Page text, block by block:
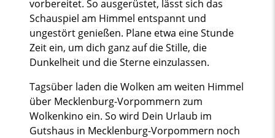
vorbereitet. So ausgerüstet, lässt sich das
Schauspiel am Himmel entspannt und
ungestört genießen. Plane etwa eine Stunde
Zeit ein, um dich ganz auf die Stille, die
Dunkelheit und die Sterne einzulassen.
Tagsüber laden die Wolken am weiten Himmel
über Mecklenburg-Vorpommern zum
Wolkenkino ein. So wird Dein Urlaub im
Gutshaus in Mecklenburg-Vorpommern noch